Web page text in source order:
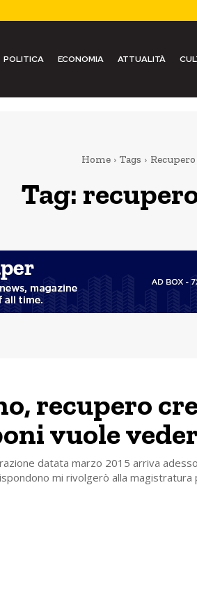
POLITICA ECONOMIA ATTUALITÀ
Home Tags
Tag:
recupero
vuole
datata marzo 2015 arriva
mi rivolgerò alla magistratura